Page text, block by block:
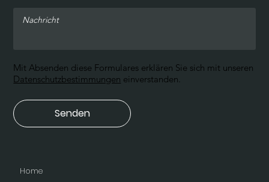
Home
Senden
Mit Absenden diese Formulares erklären Sie sich mit unseren
Datenschutzbestimmungen einverstanden.